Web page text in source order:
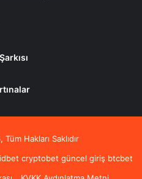
Hakları Saklıdır
cryptobet güncel giriş btcbet